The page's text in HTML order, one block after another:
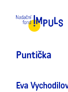
Puntička
Eva